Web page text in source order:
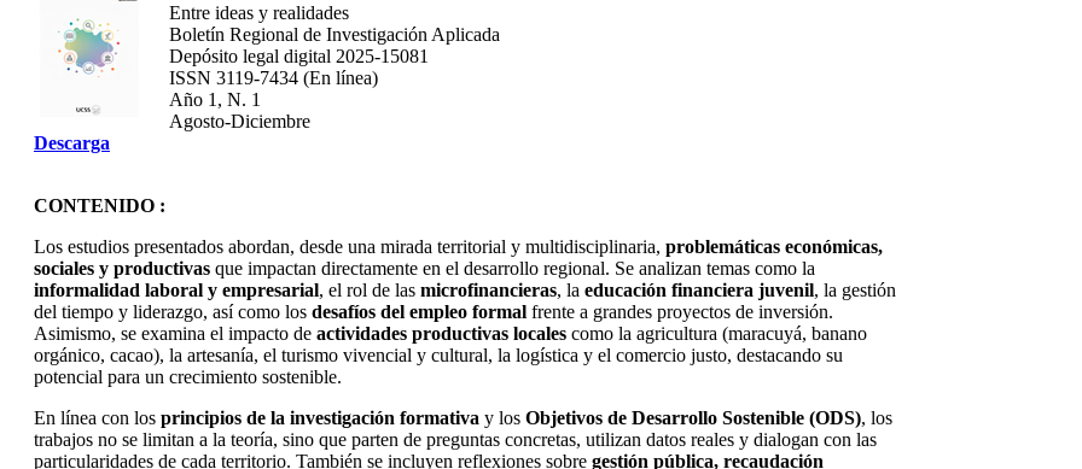
Entre ideas y realidades
Boletín Regional de Investigación Aplicada
Depósito legal digital 2025-15081
ISSN 3119-7434 (En línea)
Año 1, N. 1
Agosto-Diciembre
Descarga
CONTENIDO :
Los estudios presentados abordan, desde una mirada territorial y multidisciplinaria, problemáticas económicas,
sociales y productivas que impactan directamente en el desarrollo regional. Se analizan temas como la
informalidad laboral y empresarial, el rol de las microfinancieras, la educación financiera juvenil, la gestión
del tiempo y liderazgo, así como los desafíos del empleo formal frente a grandes proyectos de inversión.
Asimismo, se examina el impacto de actividades productivas locales como la agricultura (maracuyá, banano
orgánico, cacao), la artesanía, el turismo vivencial y cultural, la logística y el comercio justo, destacando su
potencial para un crecimiento sostenible.
En línea con los principios de la investigación formativa y los Objetivos de Desarrollo Sostenible (ODS), los
trabajos no se limitan a la teoría, sino que parten de preguntas concretas, utilizan datos reales y dialogan con las
particularidades de cada territorio. También se incluyen reflexiones sobre gestión pública, recaudación